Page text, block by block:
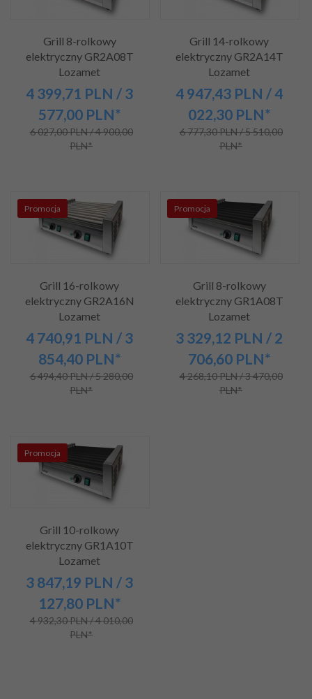
Grill 8-rolkowy
elektryczny GR2A08T
Lozamet
4 399,71 PLN / 3
577,00 PLN*
6 027,00 PLN / 4 900,00
PLN*
Grill 14-rolkowy
elektryczny GR2A14T
Lozamet
4 947,43 PLN / 4
022,30 PLN*
6 777,30 PLN / 5 510,00
PLN*
Promocja
Grill 16-rolkowy
elektryczny GR2A16N
Lozamet
4 740,91 PLN / 3
854,40 PLN*
6 494,40 PLN / 5 280,00
PLN*
Promocja
Grill 8-rolkowy
elektryczny GR1A08T
Lozamet
3 329,12 PLN / 2
706,60 PLN*
4 268,10 PLN / 3 470,00
PLN*
Promocja
Grill 10-rolkowy
elektryczny GR1A10T
Lozamet
3 847,19 PLN / 3
127,80 PLN*
4 932,30 PLN / 4 010,00
PLN*